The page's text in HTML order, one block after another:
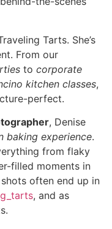
Tarts. She’s
From our
to corporate
kitchen classes,
perfect.
, Denise
baking experience.
from flaky
filled moments in
often end up in
, and as